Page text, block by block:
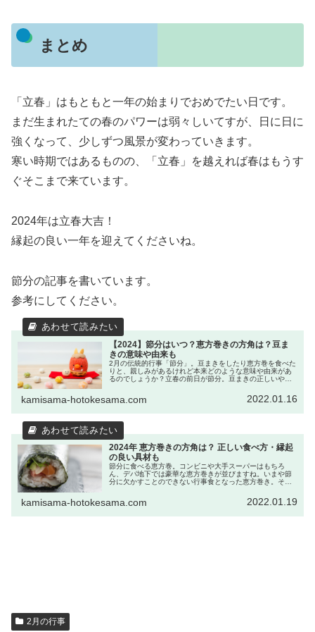
まとめ
「立春」はもともと一年の始まりでおめでたい日です。
まだ生まれたての春のパワーは弱々しいてすが、日に日に
強くなって、少しずつ風景が変わっていきます。
寒い時期ではあるものの、「立春」を越えれば春はもうす
ぐそこまで来ています。
2024年は立春大吉！
縁起の良い一年を迎えてくださいね。
節分の記事を書いています。
参考にしてください。
【2024】節分はいつ？恵方巻きの方角は？豆ま
きの意味や由来も
2月の伝統的行事「節分」。豆まきをしたり恵方巻を食べた
りと、親しみがあるけれど本来どのような意味や由来があ
るのでしょうか？立春の前日が節分。豆まきの正しいやり
kamisama-hotokesama.com 2022.01.16
2024年 恵方巻きの方角は？ 正しい食べ方・縁起
の良い具材も
節分に食べる恵方巻。コンビニや大手スーパーはもちろ
ん、デパ地下では豪華な恵方巻きが並びますね。いまや節
分に欠かすことのできない行事食となった恵方巻き。その
kamisama-hotokesama.com 2022.01.19
2月の行事